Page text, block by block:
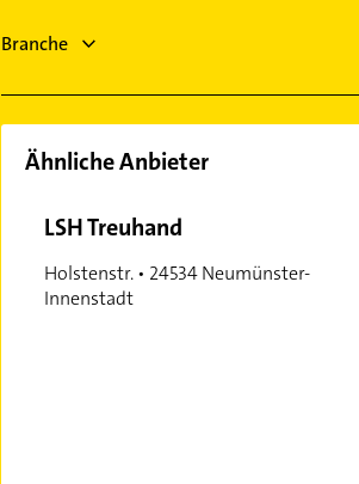
Neumünster
Elektro Reparatur
Branche
Ähnliche Anbieter
LSH Treuhand
Holstenstr. • 24534 Neumünster-
Innenstadt